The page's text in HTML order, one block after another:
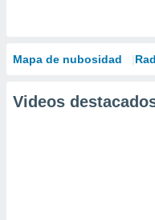
Mapa de nubosidad
Videos